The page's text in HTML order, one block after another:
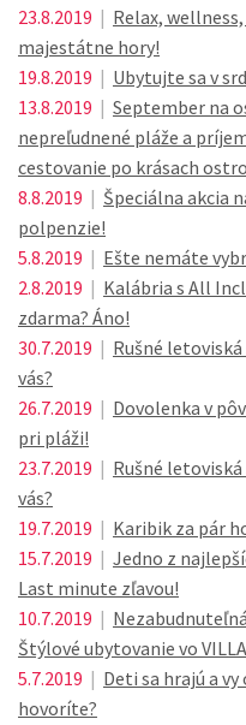
23.8.2019 | Relax,
majestátne hory!
19.8.2019 | Ubytujte sa v
13.8.2019 | September na
nepreľudnené pláže a
cestovanie po krásach
8.8.2019 | Špeciálna akcia
polpenzie!
5.8.2019 | Ešte nemáte
2.8.2019 | Kalábria s All
zdarma? Áno!
30.7.2019 | Rušné
vás?
26.7.2019 | Dovolenka v
pri pláži!
23.7.2019 | Rušné
vás?
19.7.2019 | Karibik za pár
15.7.2019 | Jedno z
Last minute zľavou!
10.7.2019 |
Štýlové ubytovanie vo
5.7.2019 | Deti sa hrajú a
hovoríte?